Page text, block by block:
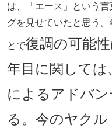
は、「エース」という
グを見せていたと思う
とで復調の可能
年目に関しては
によるアドバ
る。今のヤクル